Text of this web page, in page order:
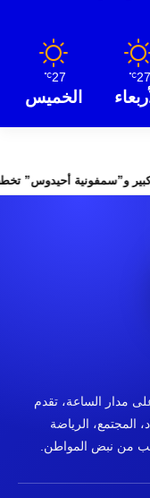
27
℃
27
℃
الخميس
الثامنة بنجاح كبير
مدار الساعة، تقدم
المجتمع، الرياضة
من نبض المواطن.